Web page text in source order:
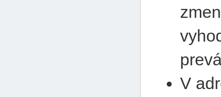
V